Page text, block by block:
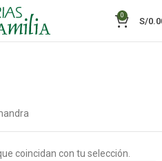
0
S/
coincidan con tu selección.